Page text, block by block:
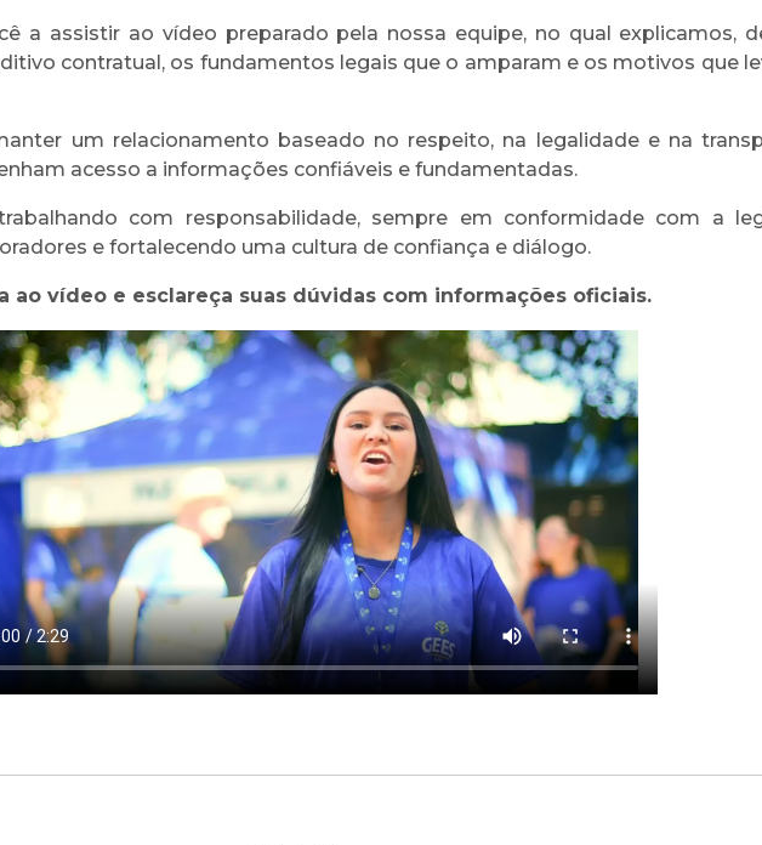
a assistir ao vídeo preparado pela nossa equipe, no qual explicamos,
contratual, os fundamentos legais que o amparam e os motivos que
um relacionamento baseado no respeito, na legalidade e na
acesso a informações confiáveis e fundamentadas.
com responsabilidade, sempre em conformidade com a
e fortalecendo uma cultura de confiança e diálogo.
ao vídeo e esclareça suas dúvidas com informações oficiais.